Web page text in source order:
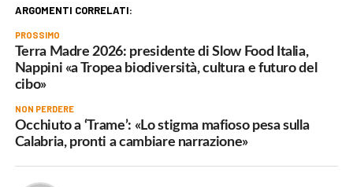
ARGOMENTI CORRELATI:
PROSSIMO
Terra Madre 2026: presidente di Slow Food Italia,
Nappini «a Tropea biodiversità, cultura e futuro del
cibo»
NON PERDERE
Occhiuto a ‘Trame’: «Lo stigma mafioso pesa sulla
Calabria, pronti a cambiare narrazione»